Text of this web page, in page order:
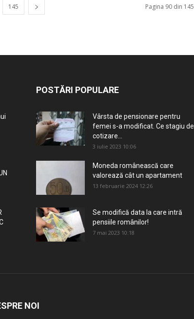
145 Pagina 90 din 145
POSTĂRI POPULARE
Vârsta de pensionare pentru
femei s-a modificat. Ce stagiu de
cotizare...
3 iulie 2023 10:06
Moneda românească care
valorează cât un apartament
13 februarie 2024 12:26
Se modifică data la care intră
pensiile românilor!
7 mai 2023 10:18
NOI